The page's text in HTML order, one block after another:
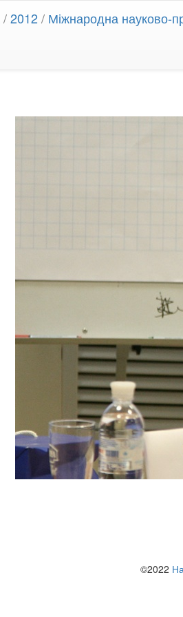
/2012/ Міжнародна науково-
©2022